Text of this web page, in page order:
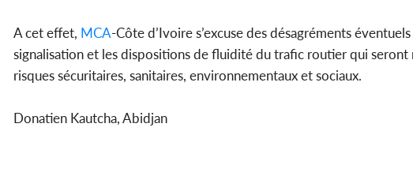
A cet effet, MCA-Côte d’Ivoire s’excuse des désagréments
signalisation et les dispositions de fluidité du trafic routier qui
risques sécuritaires, sanitaires, environnementaux et sociaux.
Donatien Kautcha, Abidjan